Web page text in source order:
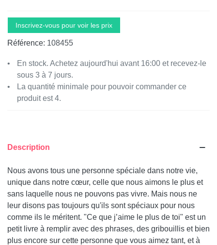
Inscrivez-vous pour voir les prix
Référence: 108455
En stock. Achetez aujourd'hui avant 16:00 et recevez-le
sous 3 à 7 jours.
La quantité minimale pour pouvoir commander ce
produit est 4.
Description
Nous avons tous une personne spéciale dans notre vie,
unique dans notre cœur, celle que nous aimons le plus et
sans laquelle nous ne pouvons pas vivre. Mais nous ne
leur disons pas toujours qu'ils sont spéciaux pour nous
comme ils le méritent. "Ce que j’aime le plus de toi" est un
petit livre à remplir avec des phrases, des gribouillis et bien
plus encore sur cette personne que vous aimez tant, et à